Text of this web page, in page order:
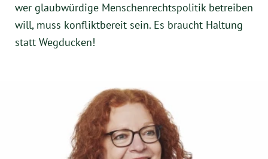
wer glaubwürdige Menschenrechtspolitik betreiben
will, muss konfliktbereit sein. Es braucht Haltung
statt Wegducken!